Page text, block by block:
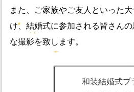
また、ご家族やご友人といった
け、結婚式に参加される皆さん
な撮影を致します。
和装結婚式プ